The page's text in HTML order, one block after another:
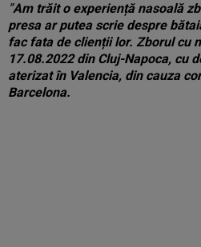
”Am trăit o experiență nasoală
presa ar putea scrie despre
fac fata de clienții lor. Zborul cu
17.08.2022 din Cluj-Napoca, cu
aterizat în Valencia, din cauza
Barcelona.